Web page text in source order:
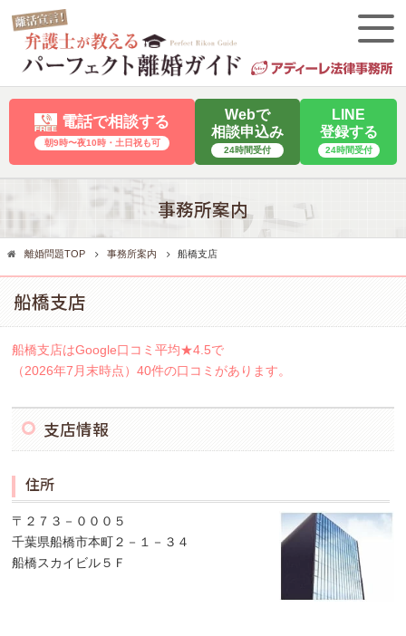
電話で相談する
朝9時〜夜10時・⼟⽇祝も可
Webで
相談申込み
24時間受付
LINE
登録する
24時間受付
事務所案内
離婚問題TOP 事務所案内 船橋支店
船橋支店
船橋支店はGoogle口コミ平均★4.5で
（2026年7月末時点）40件の口コミがあります。
支店情報
住所
〒２７３－０００５
千葉県船橋市本町２－１－３４
船橋スカイビル５Ｆ